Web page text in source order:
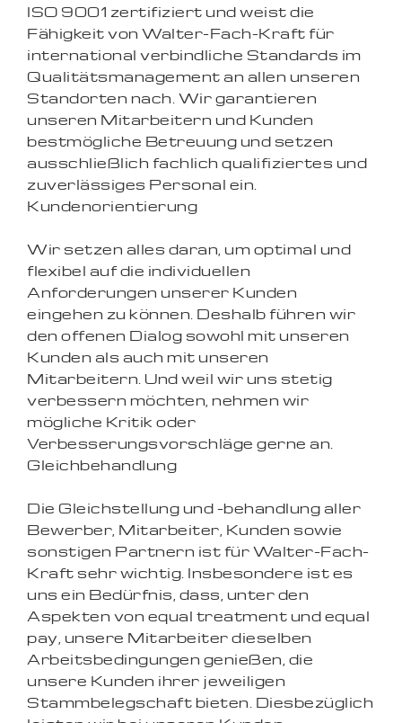
ISO 9001 zertifiziert und weist die
Fähigkeit von Walter-Fach-Kraft für
international verbindliche Standards im
Qualitätsmanagement an allen unseren
Standorten nach. Wir garantieren
unseren Mitarbeitern und Kunden
bestmögliche Betreuung und setzen
ausschließlich fachlich qualifiziertes und
zuverlässiges Personal ein.
Kundenorientierung
Wir setzen alles daran, um optimal und
flexibel auf die individuellen
Anforderungen unserer Kunden
eingehen zu können. Deshalb führen wir
den offenen Dialog sowohl mit unseren
Kunden als auch mit unseren
Mitarbeitern. Und weil wir uns stetig
verbessern möchten, nehmen wir
mögliche Kritik oder
Verbesserungsvorschläge gerne an.
Gleichbehandlung
Die Gleichstellung und -behandlung aller
Bewerber, Mitarbeiter, Kunden sowie
sonstigen Partnern ist für Walter-Fach-
Kraft sehr wichtig. Insbesondere ist es
uns ein Bedürfnis, dass, unter den
Aspekten von equal treatment und equal
pay, unsere Mitarbeiter dieselben
Arbeitsbedingungen genießen, die
unsere Kunden ihrer jeweiligen
Stammbelegschaft bieten. Diesbezüglich